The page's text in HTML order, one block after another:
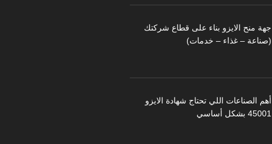
جهة منح الايزو بناء على قطاع شركتك
(صناعة – غذاء – خدمات)
أهم الصناعات اللي تحتاج شهادة الايزو
45001 بشكل أساسي